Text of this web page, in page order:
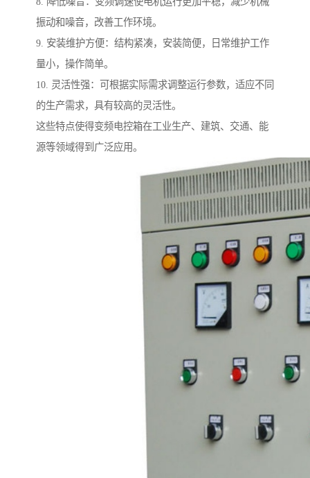
振动和噪音，改善工作环境。
9. 安装维护方便：结构紧凑，安装简便，日常维护工作
量小，操作简单。
10. 灵活性强：可根据实际需求调整运行参数，适应不同
的生产需求，具有较高的灵活性。
这些特点使得变频电控箱在工业生产、建筑、交通、能
源等领域得到广泛应用。